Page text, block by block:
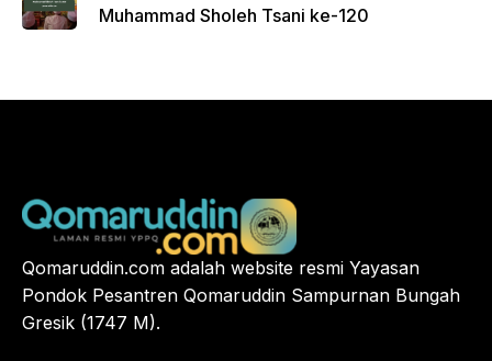
Muhammad Sholeh Tsani ke-120
Qomaruddin.com adalah website resmi Yayasan
Pondok Pesantren Qomaruddin Sampurnan Bungah
Gresik (1747 M).